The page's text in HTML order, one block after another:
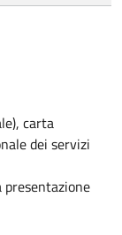
carta
dei servizi